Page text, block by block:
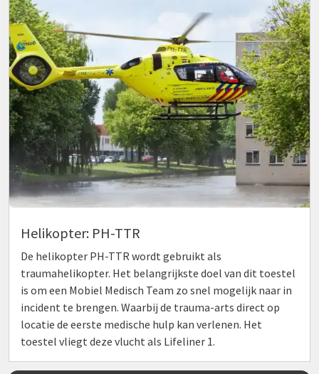
Helikopter: PH-TTR
De helikopter PH-TTR wordt gebruikt als
traumahelikopter. Het belangrijkste doel van dit toestel
is om een Mobiel Medisch Team zo snel mogelijk naar in
incident te brengen. Waarbij de trauma-arts direct op
locatie de eerste medische hulp kan verlenen. Het
toestel vliegt deze vlucht als Lifeliner 1.